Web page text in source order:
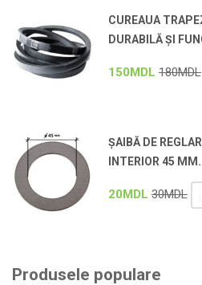
CUREAUA
DURABILĂ ȘI
150MDL 180MDL
ȘAIBĂ DE
INTERIOR 45 MM.
20MDL 30MDL
Produsele populare